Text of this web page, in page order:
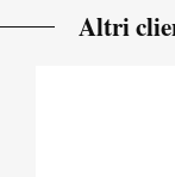
Altri